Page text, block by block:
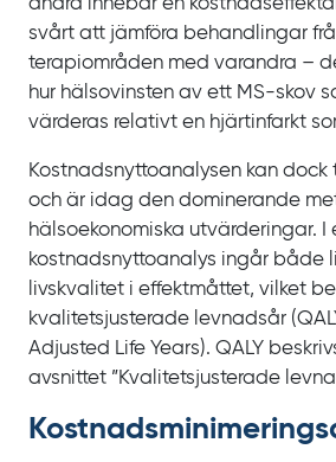
andra innebär en
svårt att jämföra behandlingar
terapiområden med varandra –
hur hälsovinsten av ett MS‍-‍skov
värderas relativt en hjärtinfarkt
Kostnadsnyttoanalysen kan
och är idag den dominerande
hälsoekonomiska utvärderingar. I
kostnadsnyttoanalys ingår både
livskvalitet i effektmåttet, vilket
kvalitetsjusterade levnadsår
Adjusted Life Years). QALY
avsnittet ”Kvalitetsjusterade